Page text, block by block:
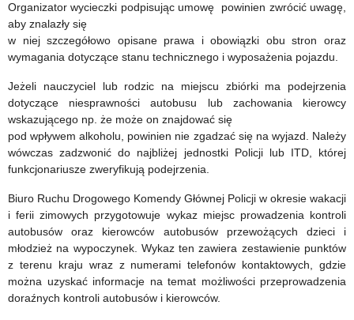
Organizator wycieczki podpisując umowę powinien zwrócić uwagę,
aby znalazły się
w niej szczegółowo opisane prawa i obowiązki obu stron oraz
wymagania dotyczące stanu technicznego i wyposażenia pojazdu.
Jeżeli nauczyciel lub rodzic na miejscu zbiórki ma podejrzenia
dotyczące niesprawności autobusu lub zachowania kierowcy
wskazującego np. że może on znajdować się
pod wpływem alkoholu, powinien nie zgadzać się na wyjazd. Należy
wówczas zadzwonić do najbliżej jednostki Policji lub ITD, której
funkcjonariusze zweryfikują podejrzenia.
Biuro Ruchu Drogowego Komendy Głównej Policji w okresie wakacji
i ferii zimowych przygotowuje wykaz miejsc prowadzenia kontroli
autobusów oraz kierowców autobusów przewożących dzieci i
młodzież na wypoczynek. Wykaz ten zawiera zestawienie punktów
z terenu kraju wraz z numerami telefonów kontaktowych, gdzie
można uzyskać informacje na temat możliwości przeprowadzenia
doraźnych kontroli autobusów i kierowców.